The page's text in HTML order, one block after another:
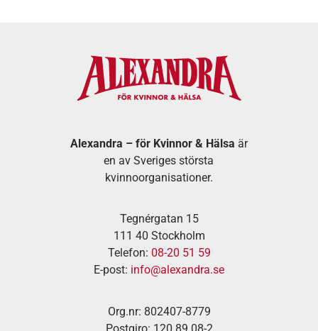
Alexandra – för Kvinnor & Hälsa är
en av Sveriges största
kvinnoorganisationer.
Tegnérgatan 15
111 40 Stockholm
Telefon: 08-20 51 59
E-post: info@alexandra.se
Org.nr: 802407-8779